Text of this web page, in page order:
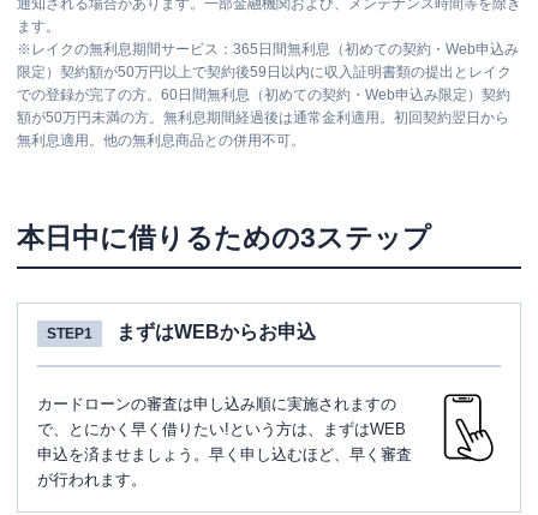
通知される場合があります。一部金融機関および、メンテナンス時間等を除き
ます。
※ レイクの無利息期間サービス：365日間無利息（初めての契約・Web申込み
限定）契約額が50万円以上で契約後59日以内に収入証明書類の提出とレイク
での登録が完了の方。60日間無利息（初めての契約・Web申込み限定）契約
額が50万円未満の方。無利息期間経過後は通常金利適用。初回契約翌日から
無利息適用。他の無利息商品との併用不可。
本日中に借りるための3ステップ
STEP1 まずはWEBからお申込
カードローンの審査は申し込み順に実施されますの
で、とにかく早く借りたい!という方は、まずはWEB
申込を済ませましょう。早く申し込むほど、早く審査
が行われます。